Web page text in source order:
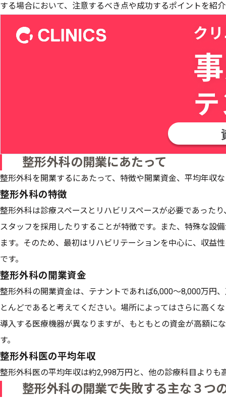
する場合において、注意するべき点や成功するポイントを紹
整形外科の開業にあたって
整形外科を開業するにあたって、特徴や開業資金、平均年収
整形外科の特徴
整形外科は診療スペースとリハビリスペースが必要であった
スタッフを採用したりすることが特徴です。また、特殊な設
ます。そのため、最初はリハビリテーションを中心に、収益
です。
整形外科の開業資金
整形外科の開業資金は、テナントであれば6,000〜8,000万円
とんどであると考えてください。場所によってはさらに高く
導入する医療機器が異なりますが、もともとの資金が高額に
す。
整形外科医の平均年収
整形外科医の平均年収は約2,998万円と、他の診療科目よりも
整形外科の開業で失敗する主な３つ